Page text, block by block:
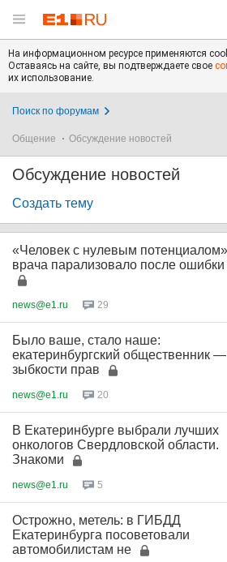
На информационном ресурсе применяются
Оставаясь на сайте, вы подтверждаете свое
их использование.
Поиск по форумам
Общение Обсуждение новостей
Обсуждение новостей
Создать тему
«Человек с нулевым
врача парализовало после ошибки
news@e1.ru 29
Было ваше, стало наше:
екатеринбургский общественник
зыбкости прав
news@e1.ru 20
В Екатеринбурге выбрали лучших
онкологов Свердловской области.
Знакоми
news@e1.ru 5
Острожно, метель: в ГИБДД
Екатеринбурга посоветовали
автомобилистам не